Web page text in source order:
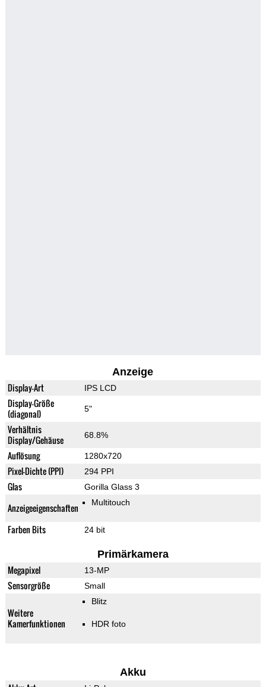
Anzeige
Display-Art IPS LCD
Display-Größe
(diagonal)
5"
Verhältnis
Display/Gehäuse
68.8%
Auflösung 1280x720
Pixel-Dichte (PPI) 294 PPI
Glas Gorilla Glass 3
Anzeigeeigenschaften Multitouch
Farben Bits 24 bit
Primärkamera
Megapixel 13-MP
Sensorgröße Small
Weitere
Kamerfunktionen
Blitz
HDR foto
Akku